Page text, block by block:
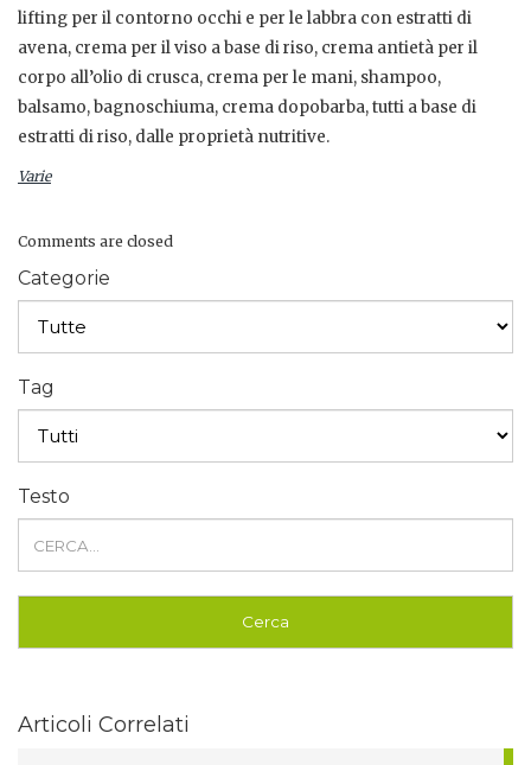
lifting per il contorno occhi e per le labbra con estratti di
avena, crema per il viso a base di riso, crema antietà per il
corpo all’olio di crusca, crema per le mani, shampoo,
balsamo, bagnoschiuma, crema dopobarba, tutti a base di
estratti di riso, dalle proprietà nutritive.
Varie
Comments are closed
Categorie
Tag
Testo
Articoli Correlati